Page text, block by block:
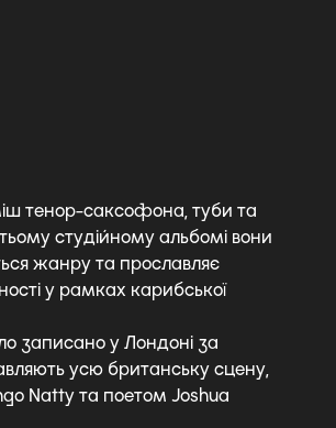
тенор-саксофона, туби та
студійному альбомі вони
жанру та прославляє
у рамках карибської
записано у Лондоні за
усю британську сцену,
Natty та поетом Joshua